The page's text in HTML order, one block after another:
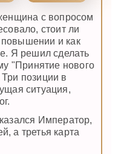
с вопросом
стоит ли
и как
Я решил сделать
"Принятие нового
позиции в
ситуация,
Император,
а третья карта